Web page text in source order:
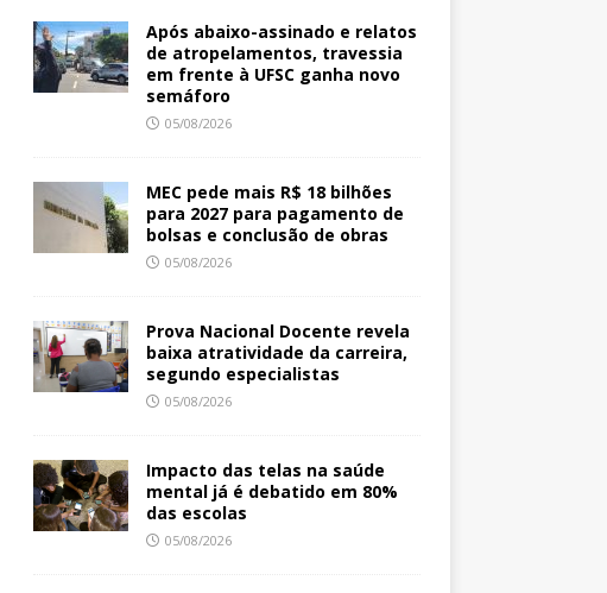
Após abaixo-assinado e relatos
de atropelamentos, travessia
em frente à UFSC ganha novo
semáforo
05/08/2026
MEC pede mais R$ 18 bilhões
para 2027 para pagamento de
bolsas e conclusão de obras
05/08/2026
Prova Nacional Docente revela
baixa atratividade da carreira,
segundo especialistas
05/08/2026
Impacto das telas na saúde
mental já é debatido em 80%
das escolas
05/08/2026